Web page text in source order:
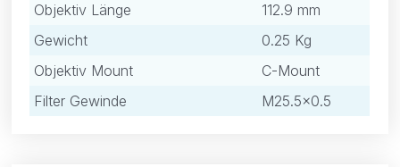
Objektiv Länge
112.9 mm
Gewicht
0.25 Kg
Objektiv Mount
C-Mount
Filter Gewinde
M25.5×0.5